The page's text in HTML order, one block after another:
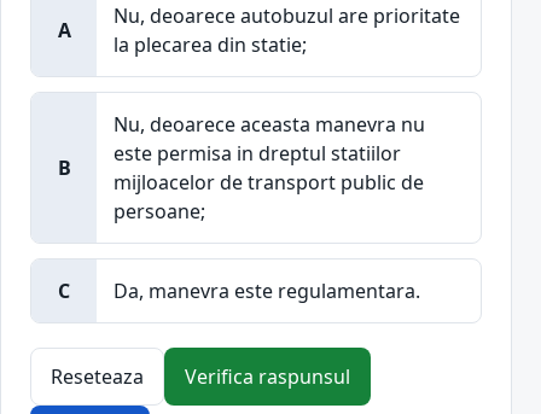
A
Nu, deoarece autobuzul are prioritate
la plecarea din statie;
B
Nu, deoarece aceasta manevra nu
este permisa in dreptul statiilor
mijloacelor de transport public de
persoane;
C Da, manevra este regulamentara.
Reseteaza Verifica raspunsul